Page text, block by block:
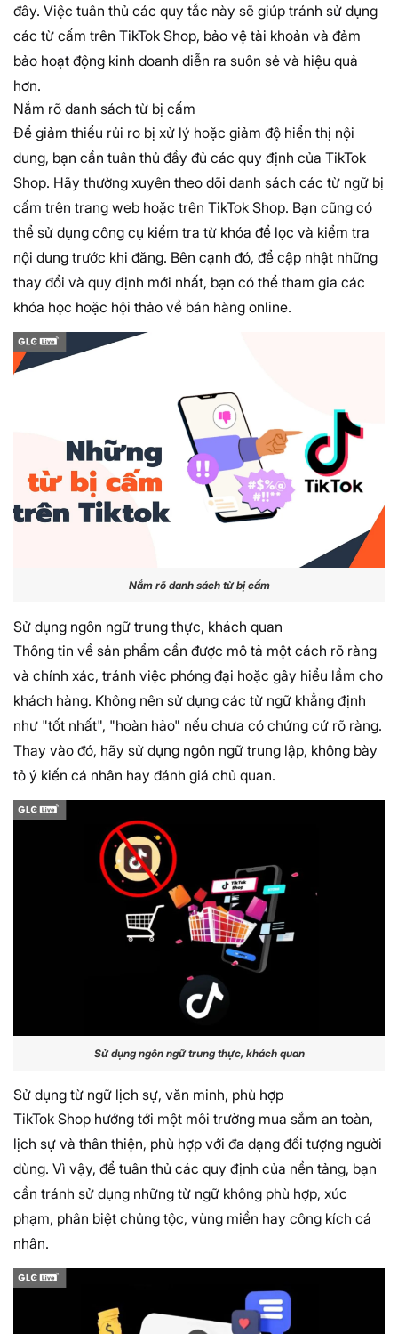
đây. Việc tuân thủ các quy tắc này sẽ giúp tránh sử dụng
các từ cấm trên TikTok Shop, bảo vệ tài khoản và đảm
bảo hoạt động kinh doanh diễn ra suôn sẻ và hiệu quả
hơn.
Nắm rõ danh sách từ bị cấm
Để giảm thiểu rủi ro bị xử lý hoặc giảm độ hiển thị nội
dung, bạn cần tuân thủ đầy đủ các quy định của TikTok
Shop. Hãy thường xuyên theo dõi danh sách các từ ngữ bị
cấm trên trang web hoặc trên TikTok Shop. Bạn cũng có
thể sử dụng công cụ kiểm tra từ khóa để lọc và kiểm tra
nội dung trước khi đăng. Bên cạnh đó, để cập nhật những
thay đổi và quy định mới nhất, bạn có thể tham gia các
khóa học hoặc hội thảo về bán hàng online.
Nắm rõ danh sách từ bị cấm
Sử dụng ngôn ngữ trung thực, khách quan
Thông tin về sản phẩm cần được mô tả một cách rõ ràng
và chính xác, tránh việc phóng đại hoặc gây hiểu lầm cho
khách hàng. Không nên sử dụng các từ ngữ khẳng định
như "tốt nhất", "hoàn hảo" nếu chưa có chứng cứ rõ ràng.
Thay vào đó, hãy sử dụng ngôn ngữ trung lập, không bày
tỏ ý kiến cá nhân hay đánh giá chủ quan.
Sử dụng ngôn ngữ trung thực, khách quan
Sử dụng từ ngữ lịch sự, văn minh, phù hợp
TikTok Shop hướng tới một môi trường mua sắm an toàn,
lịch sự và thân thiện, phù hợp với đa dạng đối tượng người
dùng. Vì vậy, để tuân thủ các quy định của nền tảng, bạn
cần tránh sử dụng những từ ngữ không phù hợp, xúc
phạm, phân biệt chủng tộc, vùng miền hay công kích cá
nhân.